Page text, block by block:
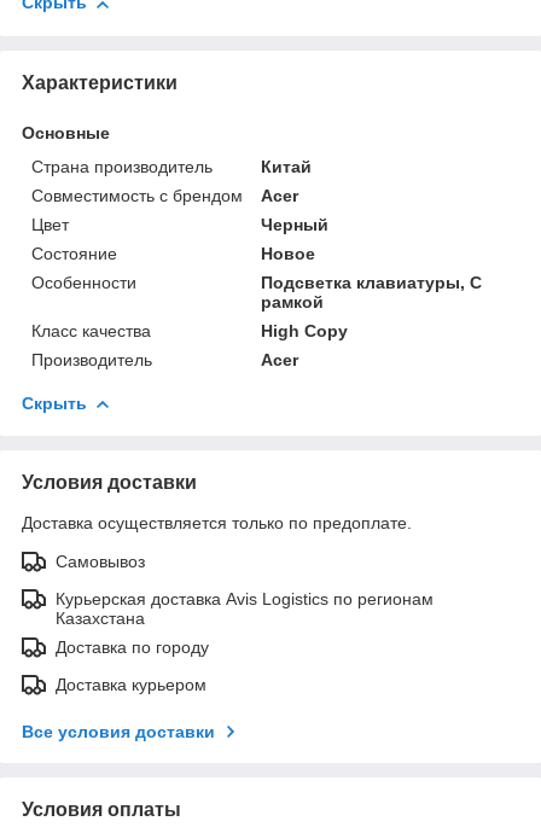
Характеристики
Основные
Страна производитель
Китай
Совместимость с брендом
Acer
Цвет
Черный
Состояние
Новое
Особенности
Подсветка клавиатуры, С
рамкой
Класс качества
High Copy
Производитель
Acer
Скрыть
Условия доставки
Доставка осуществляется только по предоплате.
Самовывоз
Курьерская доставка Avis Logistics по регионам
Казахстана
Доставка по городу
Доставка курьером
Все условия доставки
Условия оплаты